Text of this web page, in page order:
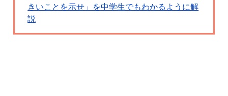
きいことを示せ」を中学生でもわかるように解
説